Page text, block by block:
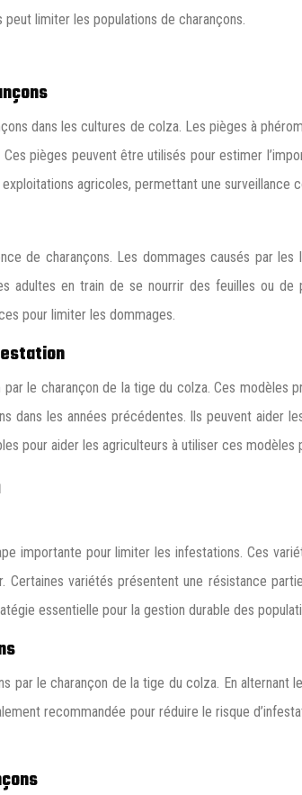
limiter les populations de charançons.
dans les cultures de colza. Les pièges à
pièges peuvent être utilisés pour estimer
agricoles, permettant une
de charançons. Les dommages causés par
adultes en train de se nourrir des feuilles ou
pour limiter les dommages.
le charançon de la tige du colza. Ces modèles
dans les années précédentes. Ils peuvent aider
pour aider les agriculteurs à utiliser ces
importante pour limiter les infestations. Ces
variétés présentent une résistance
essentielle pour la gestion durable des
le charançon de la tige du colza. En alternant
recommandée pour réduire le risque